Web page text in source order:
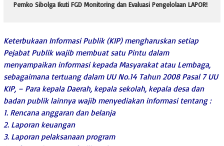
Pemko Sibolga Ikuti FGD Monitoring dan Evaluasi Pengelolaan LAPOR!
Keterbukaan Informasi Publik (KIP) mengharuskan setiap
Pejabat Publik wajib membuat satu Pintu dalam
menyampaikan informasi kepada Masyarakat atau Lembaga,
sebagaimana tertuang dalam UU No.14 Tahun 2008 Pasal 7 UU
KIP, – Para kepala Daerah, kepala sekolah, kepala desa dan
badan publik lainnya wajib menyediakan informasi tentang :
1. Rencana anggaran dan belanja
2. Laporan keuangan
3. Laporan pelaksanaan program